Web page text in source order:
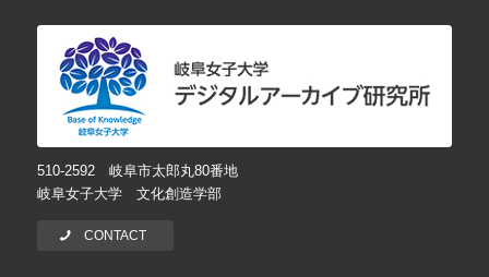
510-2592 岐阜市太郎丸80番地
岐阜女子大学 文化創造学部
CONTACT